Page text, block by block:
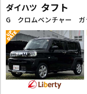
ダイハツ タフト